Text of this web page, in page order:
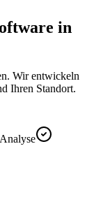
in
Wir entwickeln
Ihren Standort.